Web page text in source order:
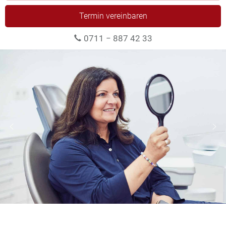
Termin vereinbaren
0711 − 887 42 33